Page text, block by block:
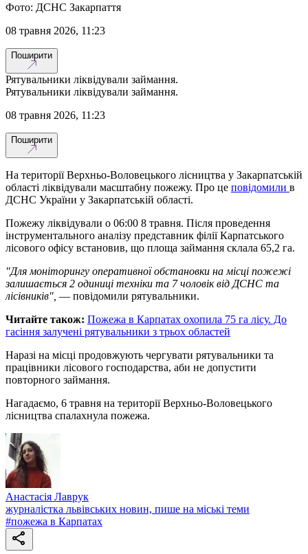
Фото: ДСНС Закарпаття
08 травня 2026, 11:23
Поширити
Рятувальники ліквідували займання.
Рятувальники ліквідували займання.
08 травня 2026, 11:23
Поширити
На території Верхньо-Воловецького лісництва у Закарпатській
області ліквідували масштабну пожежу. Про це повідомили в
ДСНС України у Закарпатській області.
Пожежу ліквідували о 06:00 8 травня. Після проведення
інструментального аналізу представник філії Карпатського
лісового офісу встановив, що площа займання склала 65,2 га.
"Для моніторингу оперативної обстановки на місці пожежі
залишається 2 одиниці техніки та 7 чоловік від ДСНС та
лісівників", — повідомили рятувальники.
Читайте також: Пожежа в Карпатах охопила 75 га лісу. До
гасіння залучені рятувальники з трьох областей
Наразі на місці продовжують чергувати рятувальники та
працівники лісового господарства, аби не допустити
повторного займання.
Нагадаємо, 6 травня на території Верхньо-Воловецького
лісництва спалахнула пожежа.
Анастасія Лаврук
журналістка львівських новин, пише на міські теми
#пожежа в Карпатах